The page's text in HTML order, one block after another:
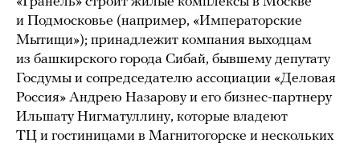
и Подмосковье (например, «Императорские
Мытищи»); принадлежит компания выходцам
из башкирского города Сибай, бывшему депутату
Госдумы и сопредседателю ассоциации «Деловая
Россия» Андрею Назарову и его бизнес-партнеру
Ильшату Нигматуллину, которые владеют
ТЦ и гостиницами в Магнитогорске и нескольких